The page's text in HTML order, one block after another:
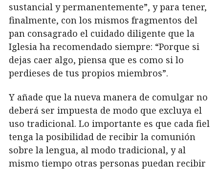
sustancial y permanentemente”, y para tener,
finalmente, con los mismos fragmentos del
pan consagrado el cuidado diligente que la
Iglesia ha recomendado siempre: “Porque si
dejas caer algo, piensa que es como si lo
perdieses de tus propios miembros”.
Y añade que la nueva manera de comulgar no
deberá ser impuesta de modo que excluya el
uso tradicional. Lo importante es que cada fiel
tenga la posibilidad de recibir la comunión
sobre la lengua, al modo tradicional, y al
mismo tiempo otras personas puedan recibir